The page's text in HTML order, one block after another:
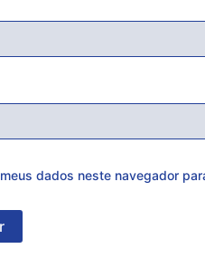
dados neste navegador